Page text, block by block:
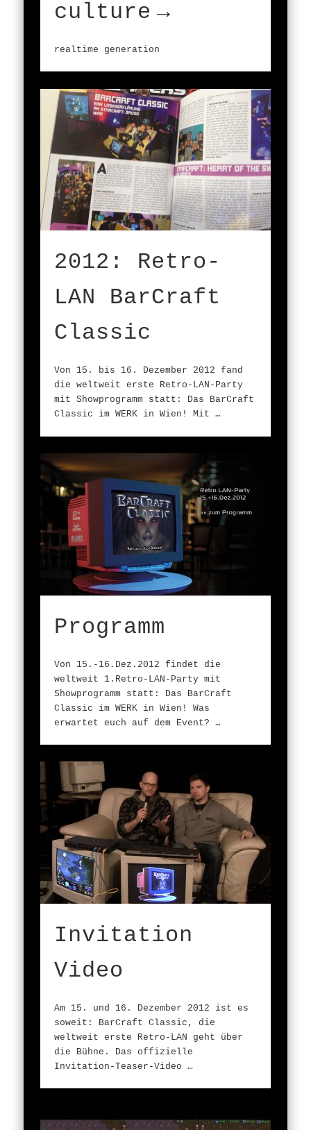
culture
realtime generation
2012: Retro-
LAN BarCraft
Classic
Von 15. bis 16. Dezember 2012 fand
die weltweit erste Retro-LAN-Party
mit Showprogramm statt: Das BarCraft
Classic im WERK in Wien! Mit …
Programm
Von 15.-16.Dez.2012 findet die
weltweit 1.Retro-LAN-Party mit
Showprogramm statt: Das BarCraft
Classic im WERK in Wien! Was
erwartet euch auf dem Event? …
Invitation
Video
Am 15. und 16. Dezember 2012 ist es
soweit: BarCraft Classic, die
weltweit erste Retro-LAN geht über
die Bühne. Das offizielle
Invitation-Teaser-Video …